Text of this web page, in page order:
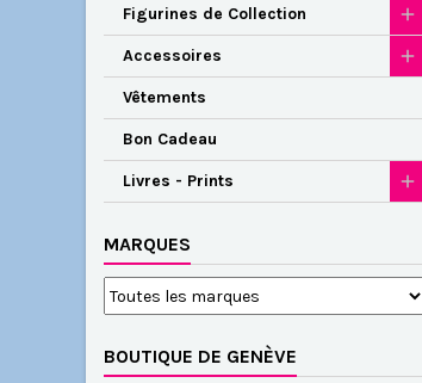
Figurines de Collection
Accessoires
Vêtements
Bon Cadeau
Livres - Prints
MARQUES
BOUTIQUE DE GENÈVE